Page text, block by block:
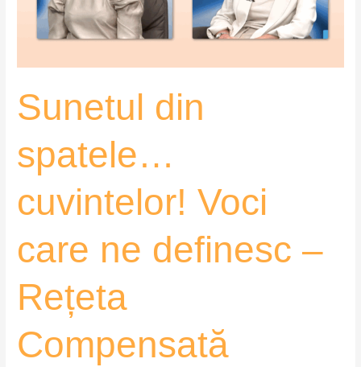
Sunetul din
spatele…
cuvintelor! Voci
care ne definesc –
Rețeta
Compensată
definesc
Compensată